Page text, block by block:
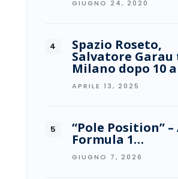
GIUGNO 24, 2020
Spazio Roseto,
Salvatore
Milano dopo 10
APRILE 13, 2025
“Pole Position”
Formula 1…
GIUGNO 7, 2026